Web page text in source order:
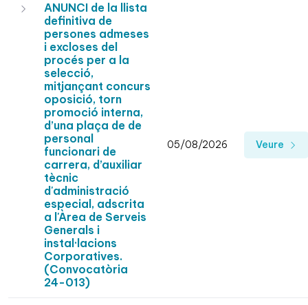
ANUNCI de la llista
definitiva de
persones admeses
i excloses del
procés per a la
selecció,
mitjançant concurs
oposició, torn
promoció interna,
d’una plaça de de
personal
funcionari de
carrera, d’auxiliar
tècnic
d'administració
especial, adscrita
a l'Àrea de Serveis
Generals i
instal·lacions
Corporatives.
(Convocatòria
24-013)
05/08/2026 Veure